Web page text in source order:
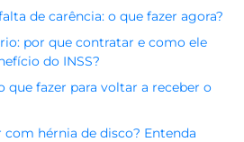
de carência: o que fazer agora?
por que contratar e como ele
do INSS?
que fazer para voltar a receber o
hérnia de disco? Entenda